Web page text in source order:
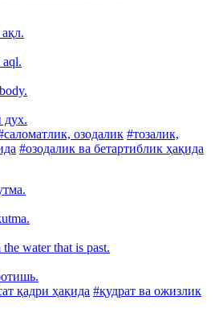
aql.
дух.
озодалик #тозалик,
#озодалик ва бетартиблик ҳақида
water that is past.
қадри ҳақида #қудрат ва ожизлик